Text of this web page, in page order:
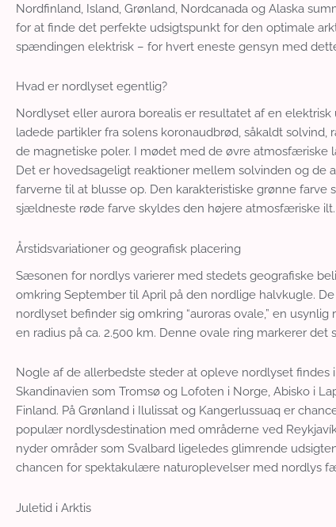
Nordfinland, Island, Grønland, Nordcanada og Alaska
for at finde det perfekte udsigtspunkt for den optimale
spændingen elektrisk – for hvert eneste gensyn med
Hvad er nordlyset egentlig?
Nordlyset eller aurora borealis er resultatet af en
ladede partikler fra solens koronaudbrød, såkaldt
de magnetiske poler. I mødet med de øvre atmosfæriske
Det er hovedsageligt reaktioner mellem solvinden og de
farverne til at blusse op. Den karakteristiske grønne
sjældneste røde farve skyldes den højere atmosfæriske ilt.
Årstidsvariationer og geografisk placering
Sæsonen for nordlys varierer med stedets geografiske
omkring September til April på den nordlige halvkugle.
nordlyset befinder sig omkring “auroras ovale,” en
en radius på ca. 2.500 km. Denne ovale ring markerer
Nogle af de allerbedste steder at opleve nordlyset findes
Skandinavien som Tromsø og Lofoten i Norge, Abisko i
Finland. På Grønland i Ilulissat og Kangerlussuaq er
populær nordlysdestination med områderne ved
nyder områder som Svalbard ligeledes glimrende
chancen for spektakulære naturoplevelser med nordlys
Juletid i Arktis